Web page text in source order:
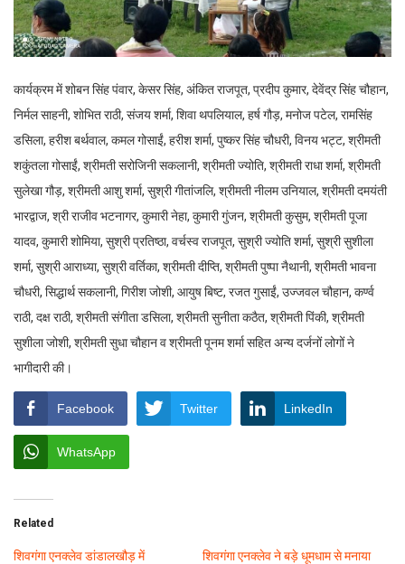
कार्यक्रम में शोबन सिंह पंवार, केसर सिंह, अंकित राजपूत, प्रदीप कुमार, देवेंद्र सिंह चौहान,
निर्मल साहनी, शोभित राठी, संजय शर्मा, शिवा थपलियाल, हर्ष गौड़, मनोज पटेल, रामसिंह
डसिला, हरीश बर्थवाल, कमल गोसाईं, हरीश शर्मा, पुष्कर सिंह चौधरी, विनय भट्ट, श्रीमती
शकुंतला गोसाईं, श्रीमती सरोजिनी सकलानी, श्रीमती ज्योति, श्रीमती राधा शर्मा, श्रीमती
सुलेखा गौड़, श्रीमती आशु शर्मा, सुश्री गीतांजलि, श्रीमती नीलम उनियाल, श्रीमती दमयंती
भारद्वाज, श्री राजीव भटनागर, कुमारी नेहा, कुमारी गुंजन, श्रीमती कुसुम, श्रीमती पूजा
यादव, कुमारी शोमिया, सुश्री प्रतिष्ठा, वर्चस्व राजपूत, सुश्री ज्योति शर्मा, सुश्री सुशीला
शर्मा, सुश्री आराध्या, सुश्री वर्तिका, श्रीमती दीप्ति, श्रीमती पुष्पा नैथानी, श्रीमती भावना
चौधरी, सिद्धार्थ सकलानी, गिरीश जोशी, आयुष बिष्ट, रजत गुसाईं, उज्जवल चौहान, कर्ण्व
राठी, दक्ष राठी, श्रीमती संगीता डसिला, श्रीमती सुनीता कठैत, श्रीमती पिंकी, श्रीमती
सुशीला जोशी, श्रीमती सुधा चौहान व श्रीमती पूनम शर्मा सहित अन्य दर्जनों लोगों ने
भागीदारी की।
Facebook Twitter LinkedIn
WhatsApp
Related
शिवगंगा एनक्लेव डांडालखौड़ में
शिवगंगा एनक्लेव ने बड़े धूमधाम से मनाया